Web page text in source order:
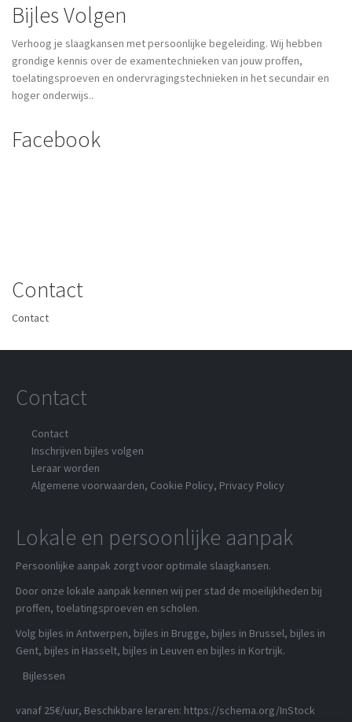
Bijles Volgen
Verhoog je slaagkansen met persoonlijke begeleiding. Wij hebben
grondige kennis over de examentechnieken van jouw proffen,
toelatingsproeven en ondervragingstechnieken in het secundair en
hoger onderwijs..
Facebook
Contact
Contact
Contact
Contact
Inschrijven bijles volgen
Leraar worden
Algemene voorwaarden, Cookie Policy, Privacy Policy
Lokale en persoonlijke aanpak
Persoonlijke aanpak zorgt voor optimale slaagkansen.
Door onze lokale aanpak kennen wij per stad de moeilijkheden bij
proffen, toelatingsproeven en scholen.
Volg bijles in Antwerpen, bijles in Brugge, bijles in Brussel, bijles in
Gent, bijles in Hasselt, bijles in Leuven en bijles in Kortrijk.
Bijlessen
vanaf 25€/uur, Beschikbare leraren: https://schema.org/InStock